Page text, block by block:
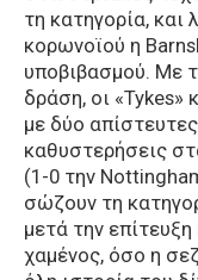
τη κατηγορία, και
κορωνοϊού η
υποβιβασμού. Με
δράση, οι «Tykes»
με δύο
καθυστερήσεις
(1-0 την
σώζουν τη
μετά την
χαμένος, όσο η